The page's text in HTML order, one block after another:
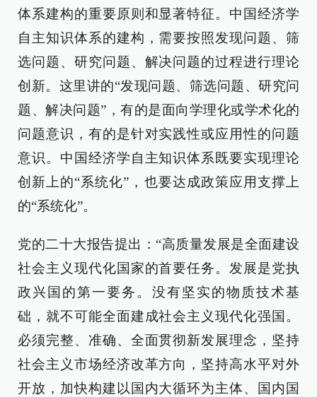
体系建构的重要原则和显著特征。中国经济学
自主知识体系的建构，需要按照发现问题、筛
选问题、研究问题、解决问题的过程进行理论
创新。这里讲的“发现问题、筛选问题、研究问
题、解决问题”，有的是面向学理化或学术化的
问题意识，有的是针对实践性或应用性的问题
意识。中国经济学自主知识体系既要实现理论
创新上的“系统化”，也要达成政策应用支撑上
的“系统化”。
党的二十大报告提出：“高质量发展是全面建设
社会主义现代化国家的首要任务。发展是党执
政兴国的第一要务。没有坚实的物质技术基
础，就不可能全面建成社会主义现代化强国。
必须完整、准确、全面贯彻新发展理念，坚持
社会主义市场经济改革方向，坚持高水平对外
开放，加快构建以国内大循环为主体、国内国